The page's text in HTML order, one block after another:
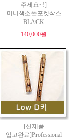
주세요~!]
미니색소폰포켓삭스
BLACK
140,000원
[신제품
입고완료]Professional